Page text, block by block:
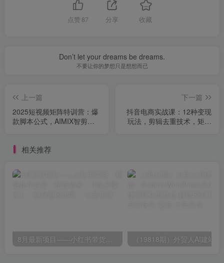
点赞 87 分享 收藏
Don’t let your dreams be dreams.
不要让你的梦想只是想想而已
上一篇
2025短视频矩阵特训营：爆
款脚本公式，AIMIX智剪流
下一篇
抖音电商实战课：12种变现
玩法，剪辑去重技术，矩阵
相关推荐